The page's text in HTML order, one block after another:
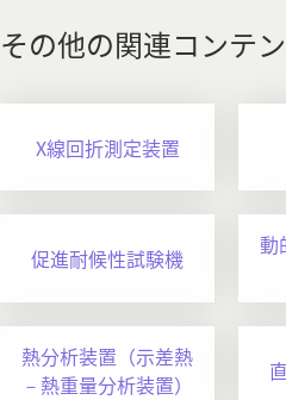
その他の関連コンテ
X線回折測定装置
促進耐候性試験機
動
熱分析装置（示差熱
－熱重量分析装置）